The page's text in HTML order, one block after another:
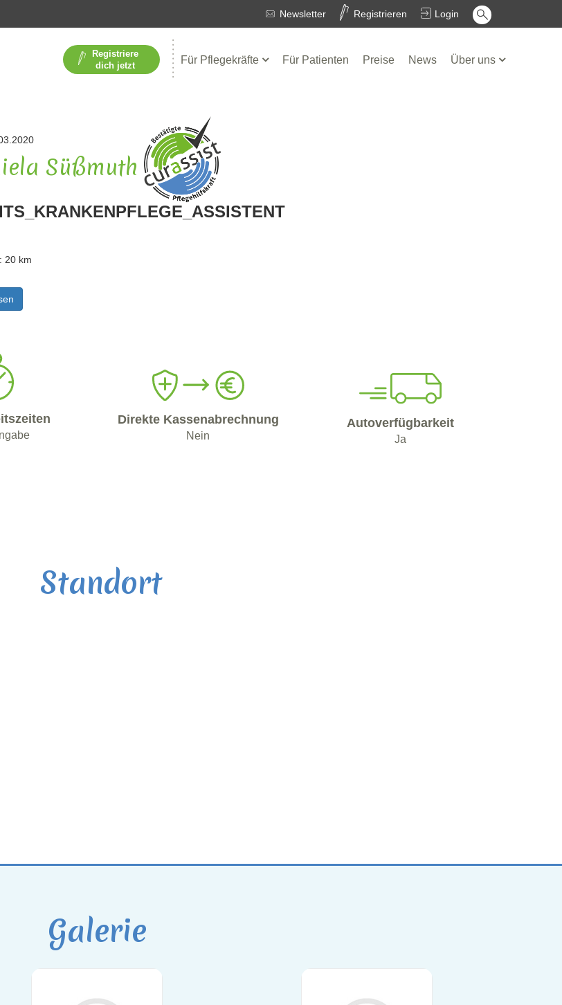
Login
Registrieren
Newsletter
Für Pflegekräfte Für Patienten Preise News Über uns
Registriere
dich jetzt
Süßmuth
20 km
Direkte Kassenabrechnung
Nein
Autoverfügbarkeit
Ja
Standort
Galerie